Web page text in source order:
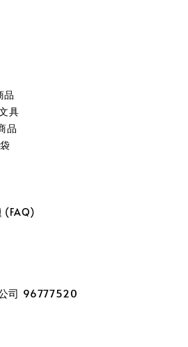
品
具
品
(FAQ)
司 96777520